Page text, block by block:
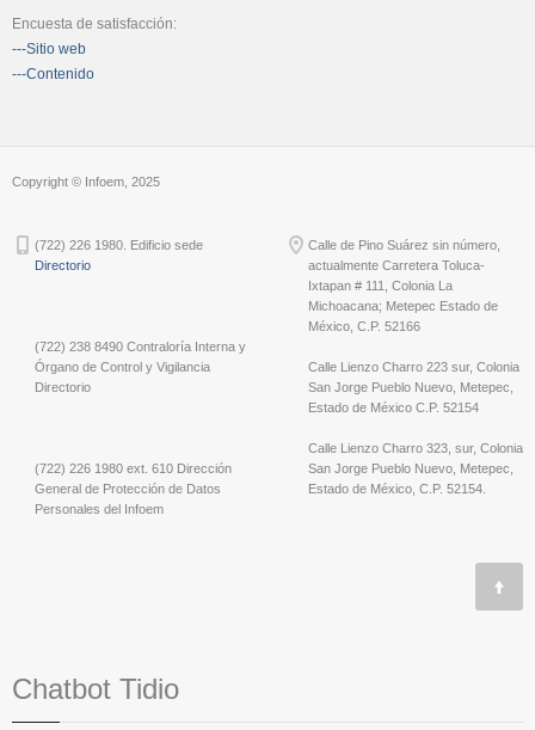
Encuesta de satisfacción:
---Sitio web
---Contenido
Copyright © Infoem, 2025
(722) 226 1980. Edificio sede
Directorio
(722) 238 8490 Contraloría Interna y
Órgano de Control y Vigilancia
Directorio
(722) 226 1980 ext. 610 Dirección
General de Protección de Datos
Personales del Infoem
Calle de Pino Suárez sin número,
actualmente Carretera Toluca-
Ixtapan # 111, Colonia La
Michoacana; Metepec Estado de
México, C.P. 52166
Calle Lienzo Charro 223 sur, Colonia
San Jorge Pueblo Nuevo, Metepec,
Estado de México C.P. 52154
Calle Lienzo Charro 323, sur, Colonia
San Jorge Pueblo Nuevo, Metepec,
Estado de México, C.P. 52154.
Chatbot Tidio